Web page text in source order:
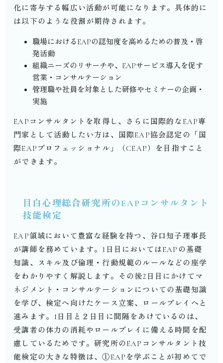
化に寄与する幅広い活動が可能になります。具体的に
は以下のような役割が期待されます。
職場における EAPの認知度を高めるための普及・啓
発活動
組織ニーズのリサーチや、 EAPサービス導入を促す
営業・コンサルテーション
管理職や社員を対象とした研修やセミナーの企画・
実施
EAP コンサルタントを取得し、さらに国際的な EAP専
門家として活動したい方は、国際EAP協会認定の「国
際EAP プロフェッショナル」（CEAP）を目指すこと
ができます。
目白心理総合研究所のEAP コンサルタント
技能検定
EAP領域において豊富な経験を持つ、谷口知子理事長
が講師を務めています。 1 日目においてはEAP の基礎
知識、スキル及び倫理・行動規範のルールなどの座学
をわかりやすく解説します。その後2 日目にかけてマ
ネジメント・コンサルテーションについての基礎知識
を学び、検定へ向けたケース立案、ロールプレイへと
進みます。 1 日目と２日目に間隔をあけているのは、
受講者の体力の消耗やロールプレイに備える時間を配
慮しているためです。研究所のEAP コンサルタント技
能検定の大きな特徴は、①EAP を学ぶことが初めてで